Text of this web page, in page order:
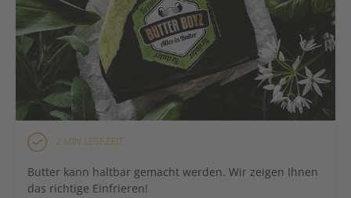
2 MIN LESEZEIT
Butter kann haltbar gemacht werden. Wir zeigen Ihnen
das richtige Einfrieren!